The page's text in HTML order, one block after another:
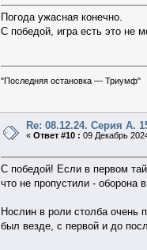
Погода ужасная конечно.
С победой, игра есть это не
"Последняя остановка — Триумф"
Re: 08.12.24. Серия А.
«Ответ #10 : 09 Декабрь
С победой! Если в первом
что не пропустили - оборона
Нослин в роли столба очень
был везде, с первой и до